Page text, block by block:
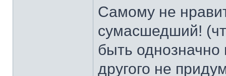
Самому не
сумасшедший!
быть
другого не